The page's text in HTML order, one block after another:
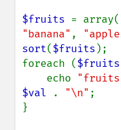
$fruits = array(
"banana" ,
sort($fruits );
foreach ($fruits
    echo
$val
. "\n" ;
}